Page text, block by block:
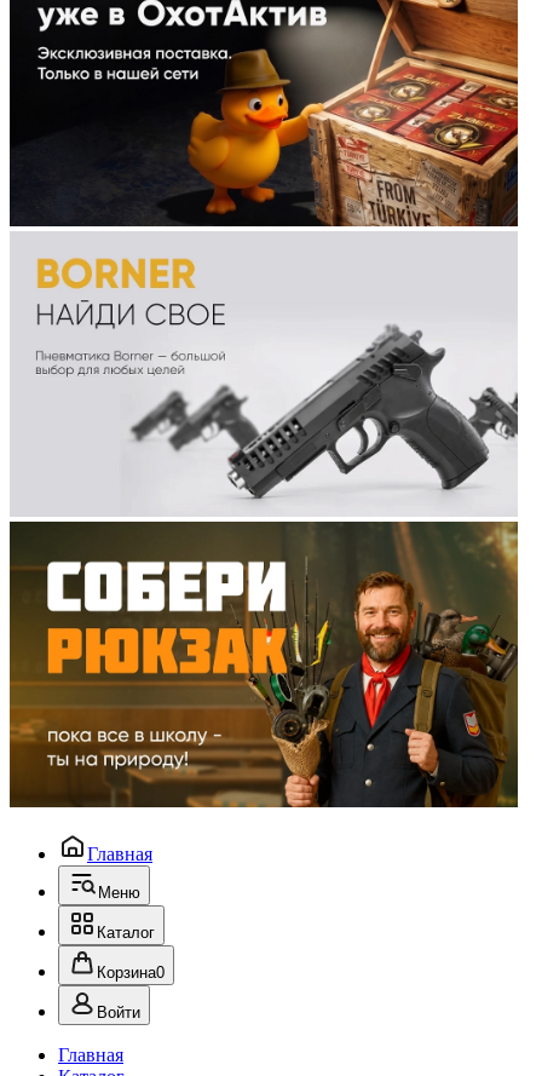
Главная
Меню
Каталог
Корзина0
Войти
Главная